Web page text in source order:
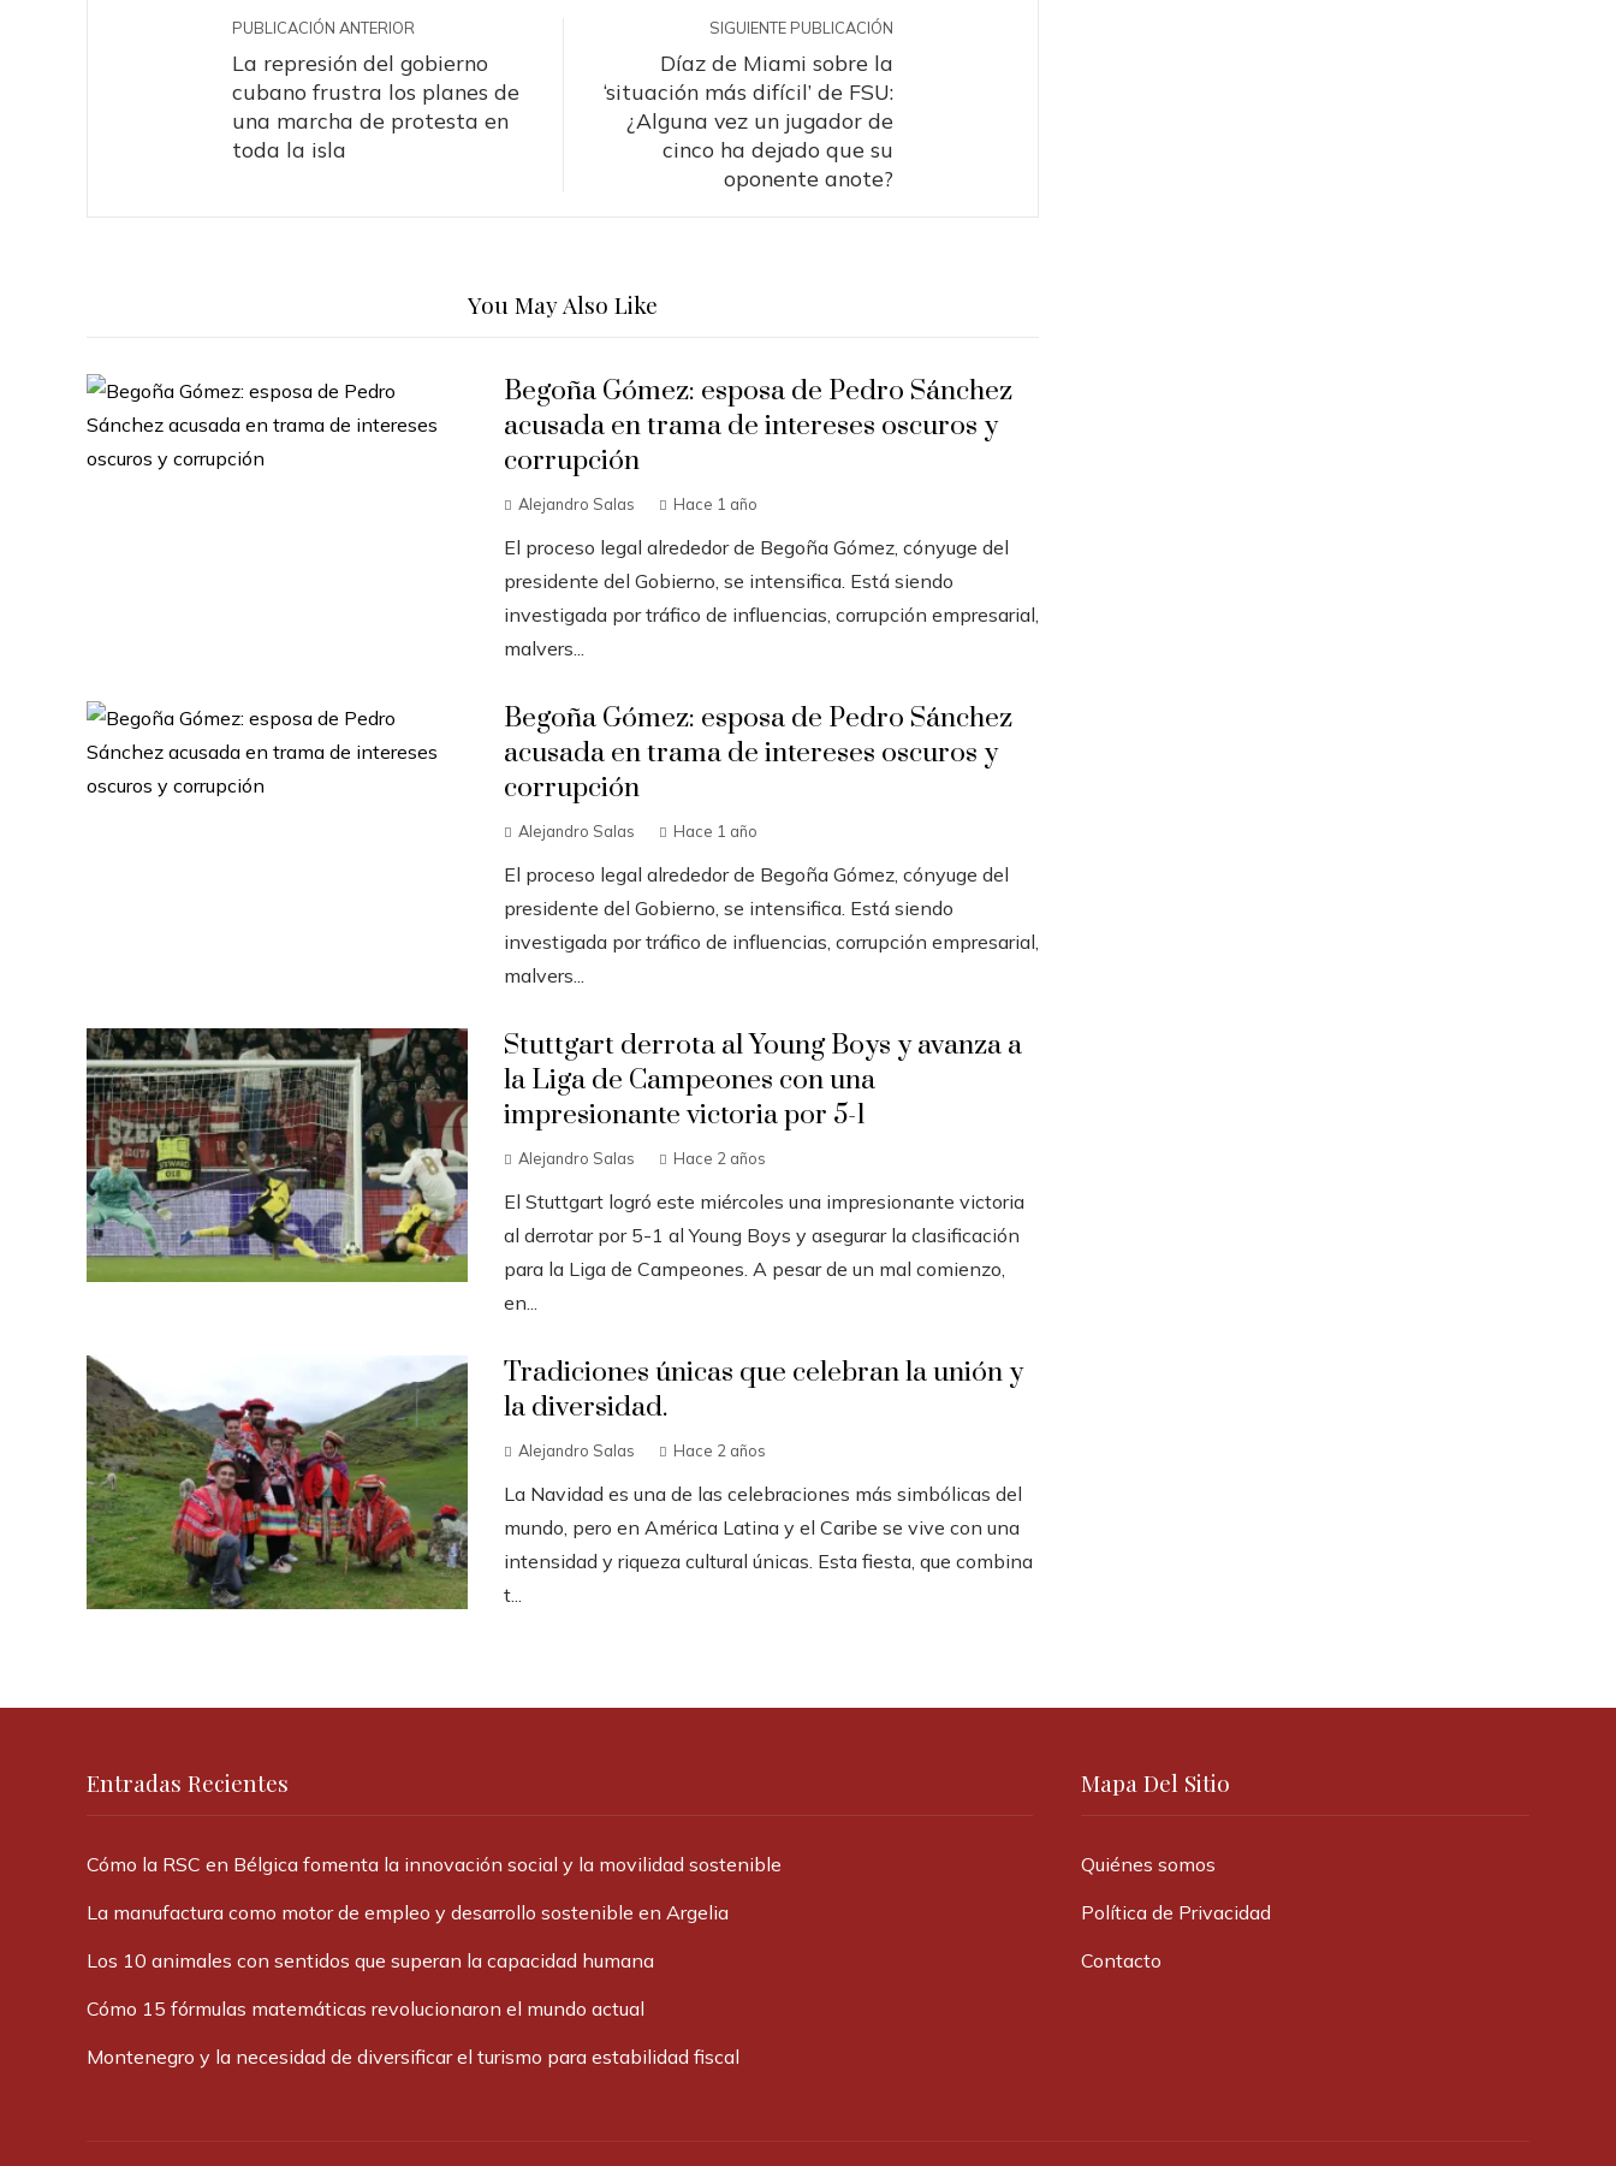
PUBLICACIÓN ANTERIOR
La represión del gobierno
cubano frustra los planes de
una marcha de protesta en
toda la isla
SIGUIENTE PUBLICACIÓN
Díaz de Miami sobre la
‘situación más difícil’ de FSU:
¿Alguna vez un jugador de
cinco ha dejado que su
oponente anote?
You May Also Like
Begoña Gómez: esposa de Pedro Sánchez
acusada en trama de intereses oscuros y
corrupción
Alejandro Salas Hace 1 año
El proceso legal alrededor de Begoña Gómez, cónyuge del
presidente del Gobierno, se intensifica. Está siendo
investigada por tráfico de influencias, corrupción empresarial,
malvers...
Begoña Gómez: esposa de Pedro Sánchez
acusada en trama de intereses oscuros y
corrupción
Alejandro Salas Hace 1 año
El proceso legal alrededor de Begoña Gómez, cónyuge del
presidente del Gobierno, se intensifica. Está siendo
investigada por tráfico de influencias, corrupción empresarial,
malvers...
Stuttgart derrota al Young Boys y avanza a
la Liga de Campeones con una
impresionante victoria por 5-1
Alejandro Salas Hace 2 años
El Stuttgart logró este miércoles una impresionante victoria
al derrotar por 5-1 al Young Boys y asegurar la clasificación
para la Liga de Campeones. A pesar de un mal comienzo,
en...
Tradiciones únicas que celebran la unión y
la diversidad.
Alejandro Salas Hace 2 años
La Navidad es una de las celebraciones más simbólicas del
mundo, pero en América Latina y el Caribe se vive con una
intensidad y riqueza cultural únicas. Esta fiesta, que combina
t...
Entradas Recientes
Cómo la RSC en Bélgica fomenta la innovación social y la movilidad sostenible
La manufactura como motor de empleo y desarrollo sostenible en Argelia
Los 10 animales con sentidos que superan la capacidad humana
Cómo 15 fórmulas matemáticas revolucionaron el mundo actual
Montenegro y la necesidad de diversificar el turismo para estabilidad fiscal
Mapa Del Sitio
Quiénes somos
Política de Privacidad
Contacto